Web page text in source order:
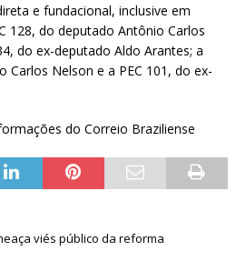
e fundacional, inclusive em
128, do deputado Antônio Carlos
do ex-deputado Aldo Arantes; a
Carlos Nelson e a PEC 101, do ex-
do Correio Braziliense
viés público da reforma